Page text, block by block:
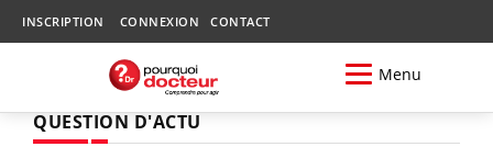
INSCRIPTION CONNEXION CONTACT
Menu
QUESTION D'ACTU